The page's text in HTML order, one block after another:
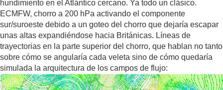
hundimiento en el Atlántico cercano. Ya todo un clásico.
ECMFW, chorro a 200 hPa activando el componente
sur/suroeste debido a un goteo del chorro que dejaría escapar
unas altas expandiéndose hacia Británicas. Líneas de
trayectorias en la parte superior del chorro, que hablan no tanto
sobre cómo se angularía cada veleta sino de cómo quedaría
simulada la arquitectura de los campos de flujo: